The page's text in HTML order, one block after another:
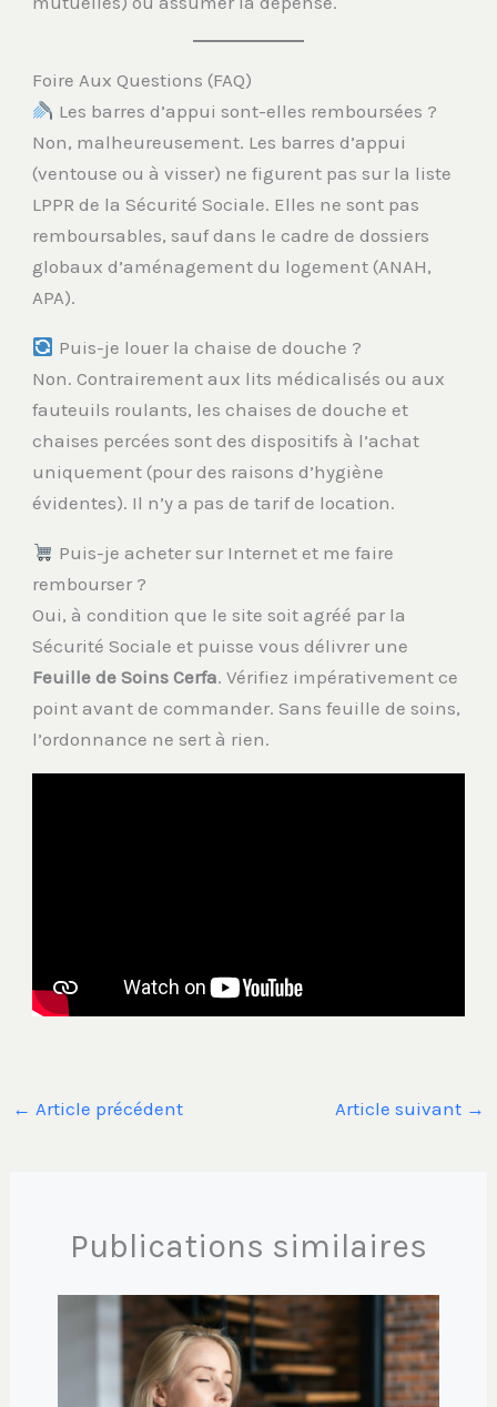
Foire Aux Questions (FAQ)
Les barres d’appui sont-elles remboursées ?
Non, malheureusement. Les barres d’appui
(ventouse ou à visser) ne figurent pas sur la liste
LPPR de la Sécurité Sociale. Elles ne sont pas
remboursables, sauf dans le cadre de dossiers
globaux d’aménagement du logement (ANAH,
APA).
Puis-je louer la chaise de douche ?
Non. Contrairement aux lits médicalisés ou aux
fauteuils roulants, les chaises de douche et
chaises percées sont des dispositifs à l’achat
uniquement (pour des raisons d’hygiène
évidentes). Il n’y a pas de tarif de location.
Puis-je acheter sur Internet et me faire
rembourser ?
Oui, à condition que le site soit agréé par la
Sécurité Sociale et puisse vous délivrer une
Feuille de Soins Cerfa. Vérifiez impérativement ce
point avant de commander. Sans feuille de soins,
l’ordonnance ne sert à rien.
← Article précédent Article suivant →
Publications similaires